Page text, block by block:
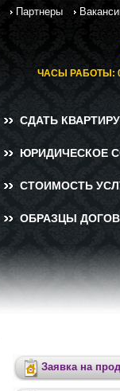
Партнеры
ЧАСЫ РАБОТЫ:
СДАТЬ
ЮРИДИЧЕСКОЕ
СТОИМОСТЬ
ОБРАЗЦЫ
Заявка на